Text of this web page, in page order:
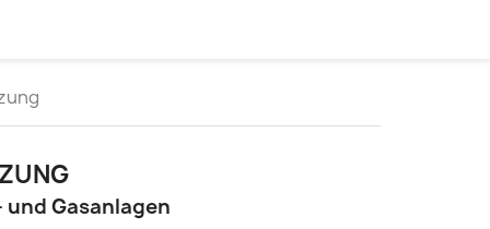
Gasanlagen